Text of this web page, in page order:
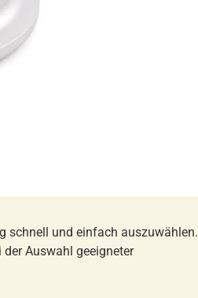
schnell und einfach auszuwählen.
Auswahl geeigneter